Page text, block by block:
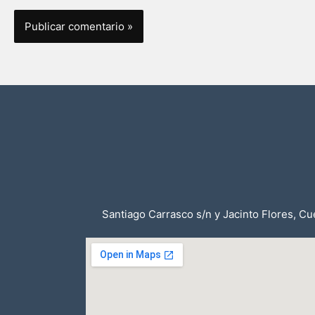
Santiago Carrasco s/n y Jacinto Flores,